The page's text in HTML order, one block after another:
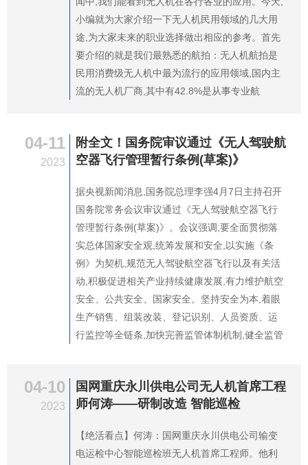
小编就为大家介绍一下无人机民用领域的几大用
途,为大家未来的职业选择做出相应的参考。首先
要介绍的就是我们最熟悉的航拍：无人机航拍是
民用消费级无人机中最为流行的应用领域,国内主
流的无人机厂商,其中有42.8%是从事专业航
04-11
2023
附全文！国务院审议通过《无人驾驶航
空器飞行管理暂行条例(草案)》
据央视新闻消息,国务院总理李强4月7日主持召开
国务院常务会议审议通过《无人驾驶航空器飞行
管理暂行条例(草案)》。会议强调,要全面贯彻落
实总体国家安全观,统筹发展和安全,以实施《条
例》为契机,规范无人驾驶航空器飞行以及有关活
动,积极促进相关产业持续健康发展,有力维护航空
安全、公共安全、国家安全。坚持安全为本,着眼
生产销售、组装改装、登记识别、人员资质、运
行监控等全链条,加快完善监管体制机制,健全监管
04-10
2023
国网重庆永川供电公司无人机首席工程
师何涛——研制改造 智能巡检
【绝活看点】何涛：国网重庆永川供电公司输变
电运检中心智能巡检班无人机首席工程师。他利